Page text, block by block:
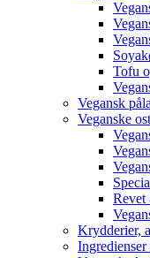
Tofu
Vegansk
Veganske
Revet
Krydderier,